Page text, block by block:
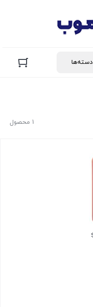
1 محصول